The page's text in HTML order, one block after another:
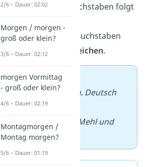
Nach jedem Buchstaben folgt
Zwischen den Buchstaben
steht ein
Leerzeichen.
➡️Beispiele:
– Ich spreche
u. a. Deutsch
und Englisch.
– Kauf bitte
Mehl und
Zucker.
2/6 – Dauer: 02:02
Morgen / morgen -
groß oder klein?
3/6 – Dauer: 02:12
morgen Vormittag
- groß oder klein?
4/6 – Dauer: 02:19
Montagmorgen /
Montag morgen?
5/6 – Dauer: 01:19